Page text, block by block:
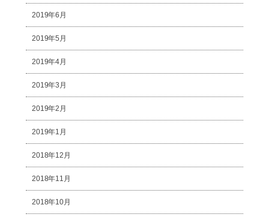
2019年6月
2019年5月
2019年4月
2019年3月
2019年2月
2019年1月
2018年12月
2018年11月
2018年10月